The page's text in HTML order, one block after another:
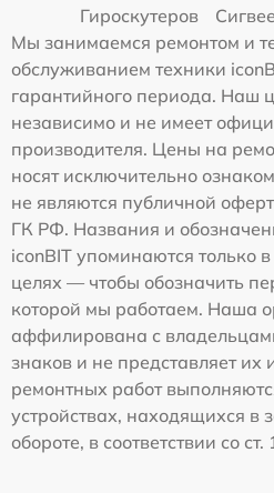
Гироскутеров
Мы занимаемся ремонтом и
обслуживанием техники
гарантийного периода. Наш
независимо и не имеет
производителя. Цены на
носят исключительно
не являются публичной
ГК РФ. Названия и
iconBIT упоминаются только
целях — чтобы обозначить
которой мы работаем. Наша
аффилирована с
знаков и не представляет их
ремонтных работ
устройствах, находящихся в
обороте, в соответствии со